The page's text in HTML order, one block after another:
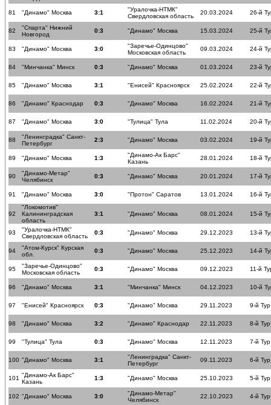
81 "Динамо" Москва 3:1
"Уралочка-НТМК"
Свердловская область
20.03.2024 26-й
82
"Спарта" Нижний
Новгород
0:3 "Динамо" Москва 15.03.2024 25-й
83 "Динамо" Москва 3:0
"Заречье-Одинцово"
Московская область
09.03.2024 24-й
84 "Минчанка" Минск 0:3 "Динамо" Москва 01.03.2024 23-й
85 "Динамо" Москва 3:1 "Енисей" Красноярск 25.02.2024 22-й
86 "Динамо" Краснодар 0:3 "Динамо" Москва 16.02.2024 21-й
87 "Динамо" Москва 3:0 "Тулица" Тула 11.02.2024 20-й
88
"Ленинградка" Санкт-
Петербург
2:3 "Динамо" Москва 03.02.2024 19-й
89 "Динамо" Москва 1:3
"Динамо-Ак Барс"
Казань
28.01.2024 18-й
90
"Динамо-Метар"
Челябинск
0:3 "Динамо" Москва 20.01.2024 17-й
91 "Динамо" Москва 3:0 "Протон" Саратов 13.01.2024 16-й
92
"Локомотив"
Калининградская
область
3:1 "Динамо" Москва 08.01.2024 15-й
93
"Уралочка-НТМК"
Свердловская область
0:3 "Динамо" Москва 29.12.2023 13-й
94
"Атом-Курск" Курская
обл.
0:3 "Динамо" Москва 25.12.2023 14-й
95
"Заречье-Одинцово"
Московская область
0:3 "Динамо" Москва 09.12.2023 11-й
96 "Динамо" Москва 3:1 "Минчанка" Минск 04.12.2023 10-й
97 "Енисей" Красноярск 0:3 "Динамо" Москва 29.11.2023 9-й Тур
98 "Динамо" Москва 3:2 "Динамо" Краснодар 22.11.2023 8-й Тур
99 "Тулица" Тула 0:3 "Динамо" Москва 12.11.2023 7-й Тур
100 "Динамо" Москва 3:1
"Ленинградка" Санкт-
Петербург
09.11.2023 6-й Тур
101 "Динамо-Ак Барс"
Казань
1:3 "Динамо" Москва 25.10.2023 5-й Тур
102 "Динамо" Москва 3:0
"Динамо-Метар"
Челябинск
22.10.2023 4-й Тур